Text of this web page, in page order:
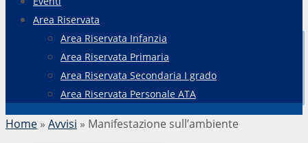
Area Riservata
Area Riservata Infanzia
Area Riservata Primaria
Area Riservata Secondaria I grado
Area Riservata Personale ATA
Home » Avvisi » Manifestazione sull’ambiente